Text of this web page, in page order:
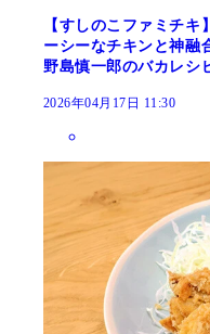
【すしのこファミチ
ーシーなチキンと神
野島慎一郎のバカレシ
2026年04月17日 11:30